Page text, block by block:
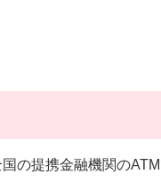
の提携金融機関の